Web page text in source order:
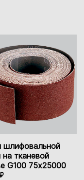
шлифовальной
на тканевой
G100 75х25000